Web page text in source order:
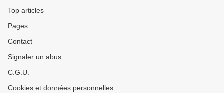
Top articles
Pages
Contact
Signaler un abus
C.G.U.
Cookies et données personnelles